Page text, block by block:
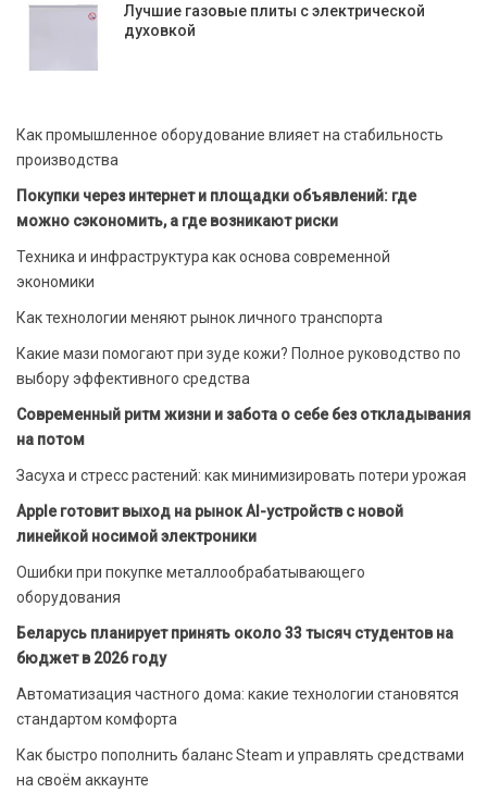
Лучшие газовые плиты с электрической
духовкой
Как промышленное оборудование влияет на стабильность
производства
Покупки через интернет и площадки объявлений: где
можно сэкономить, а где возникают риски
Техника и инфраструктура как основа современной
экономики
Как технологии меняют рынок личного транспорта
Какие мази помогают при зуде кожи? Полное руководство по
выбору эффективного средства
Современный ритм жизни и забота о себе без откладывания
на потом
Засуха и стресс растений: как минимизировать потери урожая
Apple готовит выход на рынок AI-устройств с новой
линейкой носимой электроники
Ошибки при покупке металлообрабатывающего
оборудования
Беларусь планирует принять около 33 тысяч студентов на
бюджет в 2026 году
Автоматизация частного дома: какие технологии становятся
стандартом комфорта
Как быстро пополнить баланс Steam и управлять средствами
на своём аккаунте